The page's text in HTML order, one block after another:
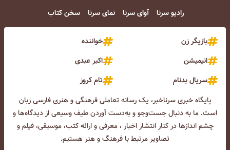
رادیو سرنا آوای سرنا نمای سرنا سخن کتاب
بازیگر زن
خواننده
انیمیشن
اکبر عبدی
سریال بدنام
تام کروز
پایگاه خبری سرناخبر، یک رسانه تعاملی فرهنگی و هنری فارسی زبان
است. ما به دنبال جست‌و‌جو و به‌دست آوردن طیف وسیعی از دیدگاه‌ها و
چشم انداز‌ها در کنار انتشار اخبار ، معرفی و ارائه کتب، موسیقی، فیلم و
تصاویر مرتبط با فرهنگ و هنر هستیم.